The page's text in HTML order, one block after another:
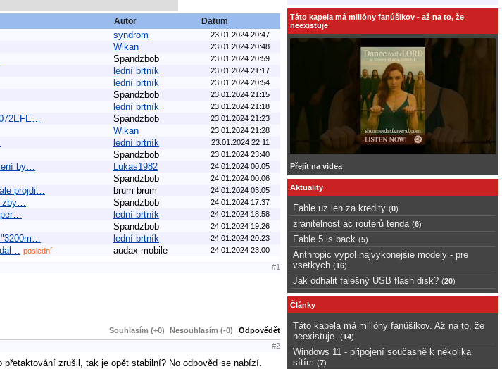
Autor Datum
syndrom 23.01.2024 20:47
Wikan 23.01.2024 20:48
Spandzbob 23.01.2024 20:59
lední brtník 23.01.2024 21:17
lední brtník 23.01.2024 20:54
Spandzbob 23.01.2024 21:15
lední brtník 23.01.2024 21:18
Spandzbob 23.01.2024 21:23
Wikan 23.01.2024 21:28
lední brtník 23.01.2024 22:11
Spandzbob 23.01.2024 23:40
by… Lukas1982 24.01.2024 00:05
Spandzbob 24.01.2024 00:06
projdi… brum brum 24.01.2024 03:05
Spandzbob 24.01.2024 17:37
lední brtník 24.01.2024 18:58
Spandzbob 24.01.2024 19:26
lední brtník 24.01.2024 20:23
poslední audax mobile 24.01.2024 23:00
#1
Souhlasím (+0) Nesouhlasím (-0) Odpovědět
#2
zrušil, tak je opět stabilní? No odpověď se nabízí.
Táto kapela má milióny fanúšikov - až na to, že
neexistuje
Přejít na videa
Aktuality
Fable uz len za kredity (0)
zranitelnost ac routerů tenda (6)
Fable 5 is back (5)
Anthropic vypol najvykonejsie modely - pre
vsetkych (16)
Jak odhalit falešný USB flash disk? (20)
Články
Táto kapela má milióny fanúšikov. Až na to, že
neexistuje.
(14)
Windows 11 - připojení současně k několika
sítím (7)